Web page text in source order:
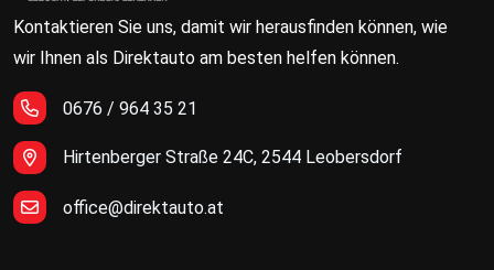
Kontaktieren Sie uns, damit wir herausfinden können, wie
wir Ihnen als Direktauto am besten helfen können.
0676 / 964 35 21
Hirtenberger Straße 24C, 2544 Leobersdorf
office@direktauto.at